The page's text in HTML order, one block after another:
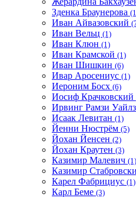
Зденка Браунерова
Иван Айвазовский
Иван Вельц (1)
Иван Клюн (1)
Иван Крамской (1)
Иван Шишкин (6)
Ивар Аросениус (1)
Иероним Босх (6)
Иосиф Крачковский
Ирвинг Рамзи Уайлз
Исаак Левитан (1)
Йенни Нюстрём (5)
Йохан Йенсен (2)
Йохан Краутен (3)
Казимир Малевич (1)
Казимир Стабровски
Карел Фабрициус (1)
Карл Беме (3)